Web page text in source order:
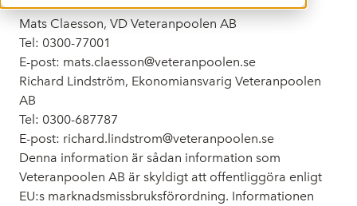
Mats Claesson, VD Veteranpoolen AB
Tel: 0300-77001
E-post: mats.claesson@veteranpoolen.se
Richard Lindström, Ekonomiansvarig Veteranpoolen
AB
Tel: 0300-687787
E-post: richard.lindstrom@veteranpoolen.se
Denna information är sådan information som
Veteranpoolen AB är skyldigt att offentliggöra enligt
EU:s marknadsmissbruksförordning. Informationen